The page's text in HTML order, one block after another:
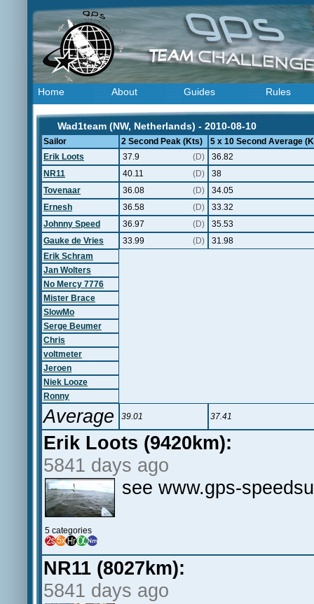
Home About Guides Rules
Wad1team (NW, Netherlands) - 2010-08-10
Sailor 2 Second Peak (Kts)
5 x 10 Second Average
Erik Loots
37.9 (D)
36.82
NR11
40.11 (D)
38
Tovenaar
36.08 (D)
34.05
Ernesh
36.58 (D)
33.32
Johnny Speed
36.97 (D)
35.53
Gauke de Vries
33.99 (D)
31.98
Erik Schram
Jan Wolters
No Mercy 7776
Mister Brace
SlowMo
Serge Beumer
Chris
voltmeter
Jeroen
Niek Looze
Ronny
Average 39.01 37.41
Erik Loots (9420km):
5841 days ago
5 categories
see www.gps-
NR11 (8027km):
5841 days ago